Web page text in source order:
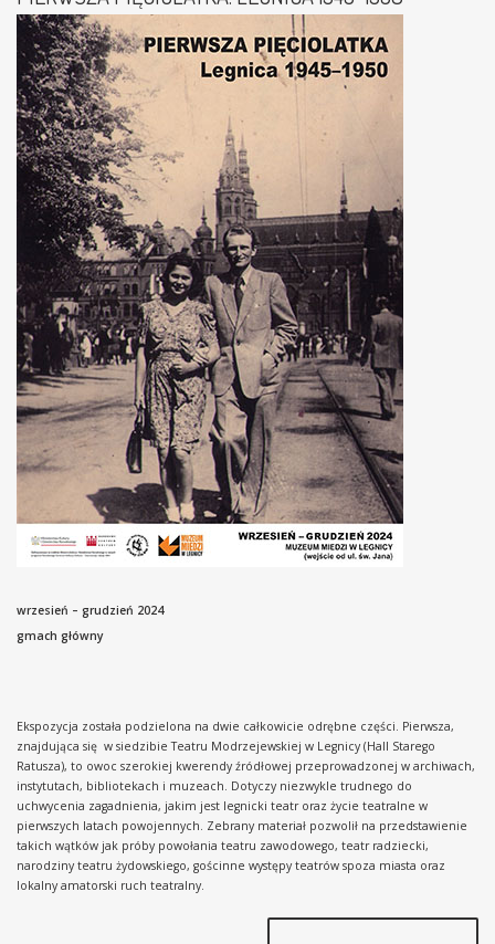
wrzesień – grudzień 2024
gmach główny
Ekspozycja została podzielona na dwie całkowicie odrębne części. Pierwsza,
znajdująca się w siedzibie Teatru Modrzejewskiej w Legnicy (Hall Starego
Ratusza), to owoc szerokiej kwerendy źródłowej przeprowadzonej w archiwach,
instytutach, bibliotekach i muzeach. Dotyczy niezwykle trudnego do
uchwycenia zagadnienia, jakim jest legnicki teatr oraz życie teatralne w
pierwszych latach powojennych. Zebrany materiał pozwolił na przedstawienie
takich wątków jak próby powołania teatru zawodowego, teatr radziecki,
narodziny teatru żydowskiego, gościnne występy teatrów spoza miasta oraz
lokalny amatorski ruch teatralny.